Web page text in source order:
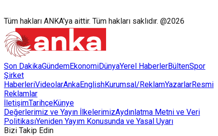
Tüm hakları ANKA'ya aittir. Tüm hakları saklıdır. @2026
Son DakikaGündemEkonomiDünyaYerel HaberlerBültenSpor
Şirket
HaberleriVideolarAnkaEnglishKurumsal/ReklamYazarlarResmi
Reklamlar
İletişimTarihçeKünye
Değerlerimiz ve Yayın İlkelerimizAydınlatma Metni ve Veri
PolitikasıYeniden Yayım Konusunda ve Yasal Uyarı
Bizi Takip Edin